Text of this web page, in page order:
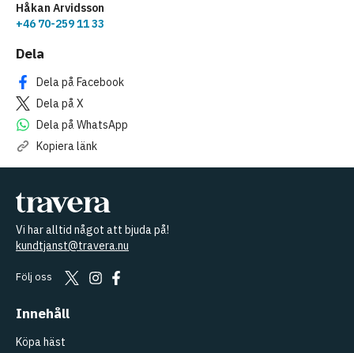
Håkan Arvidsson
+46 70-259 11 33
Dela
Dela på Facebook
Dela på X
Dela på WhatsApp
Kopiera länk
Vi har alltid något att bjuda på!
kundtjanst@travera.nu
Följ oss
Innehåll
Köpa häst